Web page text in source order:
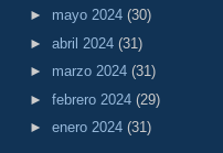
► mayo 2024 (30)
► abril 2024 (31)
► marzo 2024 (31)
► febrero 2024 (29)
► enero 2024 (31)